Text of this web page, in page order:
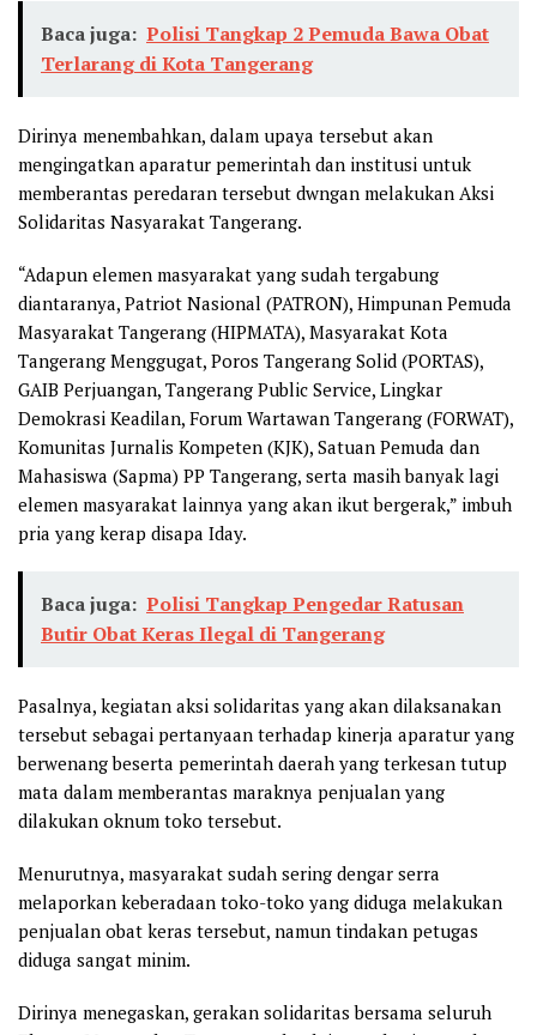
Baca juga: Polisi Tangkap 2 Pemuda Bawa Obat
Terlarang di Kota Tangerang
Dirinya menembahkan, dalam upaya tersebut akan
mengingatkan aparatur pemerintah dan institusi untuk
memberantas peredaran tersebut dwngan melakukan Aksi
Solidaritas Nasyarakat Tangerang.
“Adapun elemen masyarakat yang sudah tergabung
diantaranya, Patriot Nasional (PATRON), Himpunan Pemuda
Masyarakat Tangerang (HIPMATA), Masyarakat Kota
Tangerang Menggugat, Poros Tangerang Solid (PORTAS),
GAIB Perjuangan, Tangerang Public Service, Lingkar
Demokrasi Keadilan, Forum Wartawan Tangerang (FORWAT),
Komunitas Jurnalis Kompeten (KJK), Satuan Pemuda dan
Mahasiswa (Sapma) PP Tangerang, serta masih banyak lagi
elemen masyarakat lainnya yang akan ikut bergerak,” imbuh
pria yang kerap disapa Iday.
Baca juga: Polisi Tangkap Pengedar Ratusan
Butir Obat Keras Ilegal di Tangerang
Pasalnya, kegiatan aksi solidaritas yang akan dilaksanakan
tersebut sebagai pertanyaan terhadap kinerja aparatur yang
berwenang beserta pemerintah daerah yang terkesan tutup
mata dalam memberantas maraknya penjualan yang
dilakukan oknum toko tersebut.
Menurutnya, masyarakat sudah sering dengar serra
melaporkan keberadaan toko-toko yang diduga melakukan
penjualan obat keras tersebut, namun tindakan petugas
diduga sangat minim.
Dirinya menegaskan, gerakan solidaritas bersama seluruh